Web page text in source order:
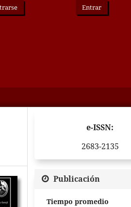
Entrar
e-ISSN:
2683-2135
Publicación
Tiempo promedio